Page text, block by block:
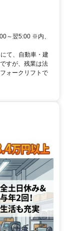
～翌5:00 ※内、
て、自動車・建
すが、残業は法
ォークリフトで